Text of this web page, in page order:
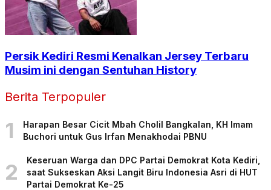
Persik Kediri Resmi Kenalkan Jersey Terbaru
Musim ini dengan Sentuhan History
Berita Terpopuler
1
Harapan Besar Cicit Mbah Cholil Bangkalan, KH Imam
Buchori untuk Gus Irfan Menakhodai PBNU
2
Keseruan Warga dan DPC Partai Demokrat Kota Kediri,
saat Sukseskan Aksi Langit Biru Indonesia Asri di HUT
Partai Demokrat Ke-25